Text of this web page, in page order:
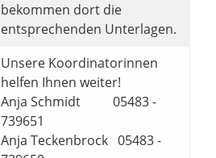
bekommen dort die
entsprechenden Unterlagen.
Unsere Koordinatorinnen
helfen Ihnen weiter!
Anja Schmidt 05483 -
739651
Anja Teckenbrock 05483 -